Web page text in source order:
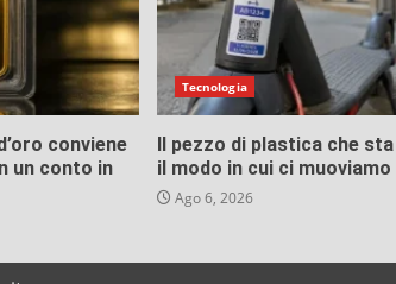
conviene
un conto in
Tecnologia
Il pezzo di plastica che
il modo in cui ci
Ago 6, 2026